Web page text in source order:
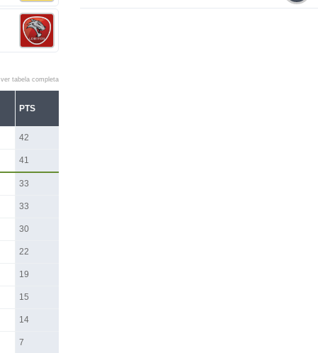
ver tabela completa
PTS
42
41
33
33
30
22
19
15
14
7